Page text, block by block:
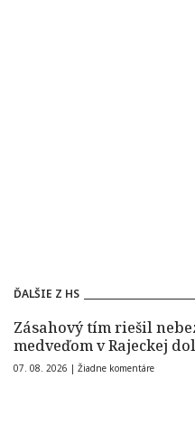
ĎALŠIE Z HS
Zásahový tím riešil
medveďom v Rajeckej
07. 08. 2026 | Žiadne komentáre